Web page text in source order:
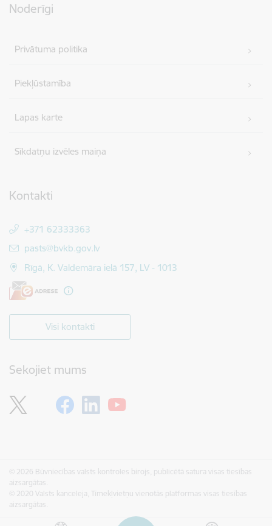
Noderīgi
Privātuma politika
Piekļūstamība
Lapas karte
Sīkdatņu izvēles maiņa
Kontakti
+371 62333363
E-pasts:
pasts@bvkb.gov.lv
Rīgā, K. Valdemāra ielā 157, LV - 1013
Visi kontakti
Sekojiet mums
© 2026 Būvniecības valsts kontroles birojs, publicētā satura visas tiesības
aizsargātas.
© 2020 Valsts kanceleja, Tīmekļvietņu vienotās platformas visas tiesības
aizsargātas.